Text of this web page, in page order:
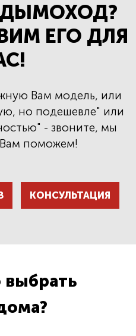
ЕГО ДЛЯ
Вам модель, или
но подешевле" или
- звоните, мы
Вам поможем!
КОНСУЛЬТАЦИЯ
выбрать